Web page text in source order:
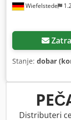
Wiefelstede
Stanje: dobar
Distributeri